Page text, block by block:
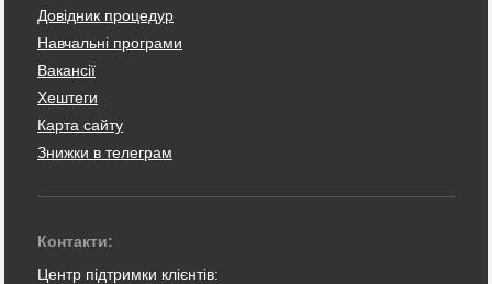
Довідник процедур
Навчальні програми
Вакансії
Хештеги
Карта сайту
Знижки в телеграм
Контакти:
Центр підтримки клієнтів: